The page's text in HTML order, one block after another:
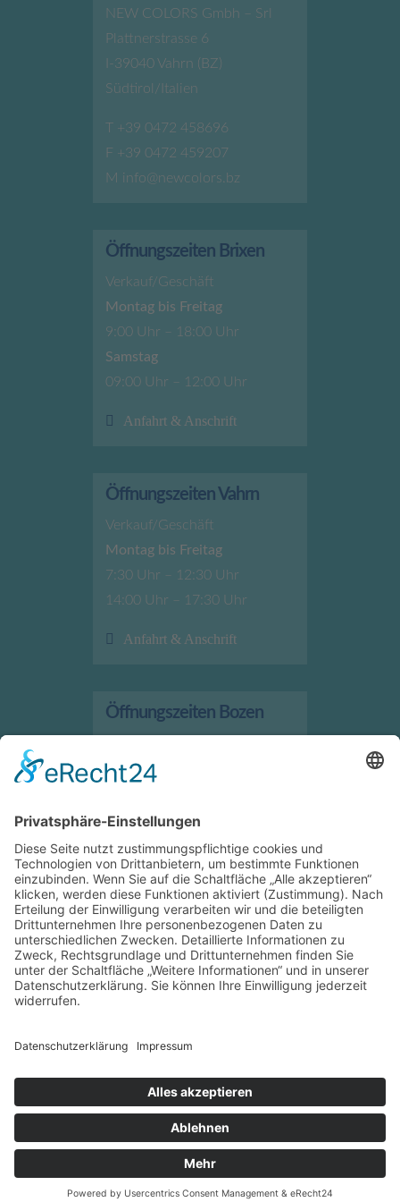
2023/2024
NEW COLORS Gmbh – Srl
Plattnerstrasse 6
I-39040 Vahrn (BZ)
Südtirol/Italien
T +39 0472 458696
F +39 0472 459207
M info@newcolors.bz
Öffnungszeiten Brixen
Verkauf/Geschäft
Montag bis Freitag
9:00 Uhr – 18:00 Uhr
Samstag
09:00 Uhr – 12:00 Uhr
Anfahrt & Anschrift
Öffnungszeiten Vahrn
Verkauf/Geschäft
Montag bis Freitag
7:30 Uhr – 12:30 Uhr
14:00 Uhr – 17:30 Uhr
Anfahrt & Anschrift
Öffnungszeiten Bozen
Montag bis Freitag
13:30 Uhr – 17:30 Uhr
Anfahrt & Anschrift
Öffnungszeiten Bruneck
Verkauf/Geschäft
Montag bis Freitag
Anfahrt & Anschrift
© New Colors GmbH MwSt.-Nr.: 02208510210
Datenschutz Impressum powered by trend-media